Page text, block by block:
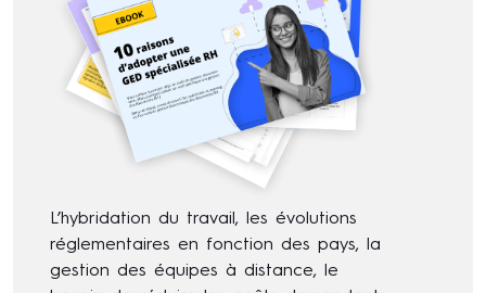
L’hybridation du travail, les évolutions
réglementaires en fonction des pays, la
gestion des équipes à distance, le